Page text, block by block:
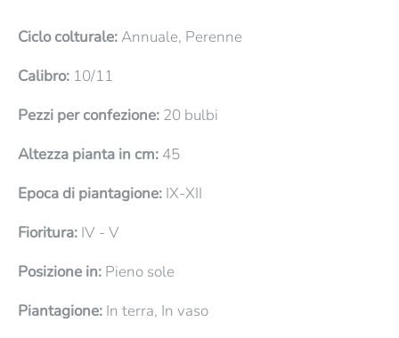
Ciclo colturale:Annuale, Perenne
Calibro: 10/11
Pezzi per confezione: 20 bulbi
Altezza pianta in cm: 45
Epoca di piantagione: IX-XII
Fioritura: IV - V
Posizione in: Pieno sole
Piantagione: In terra, In vaso